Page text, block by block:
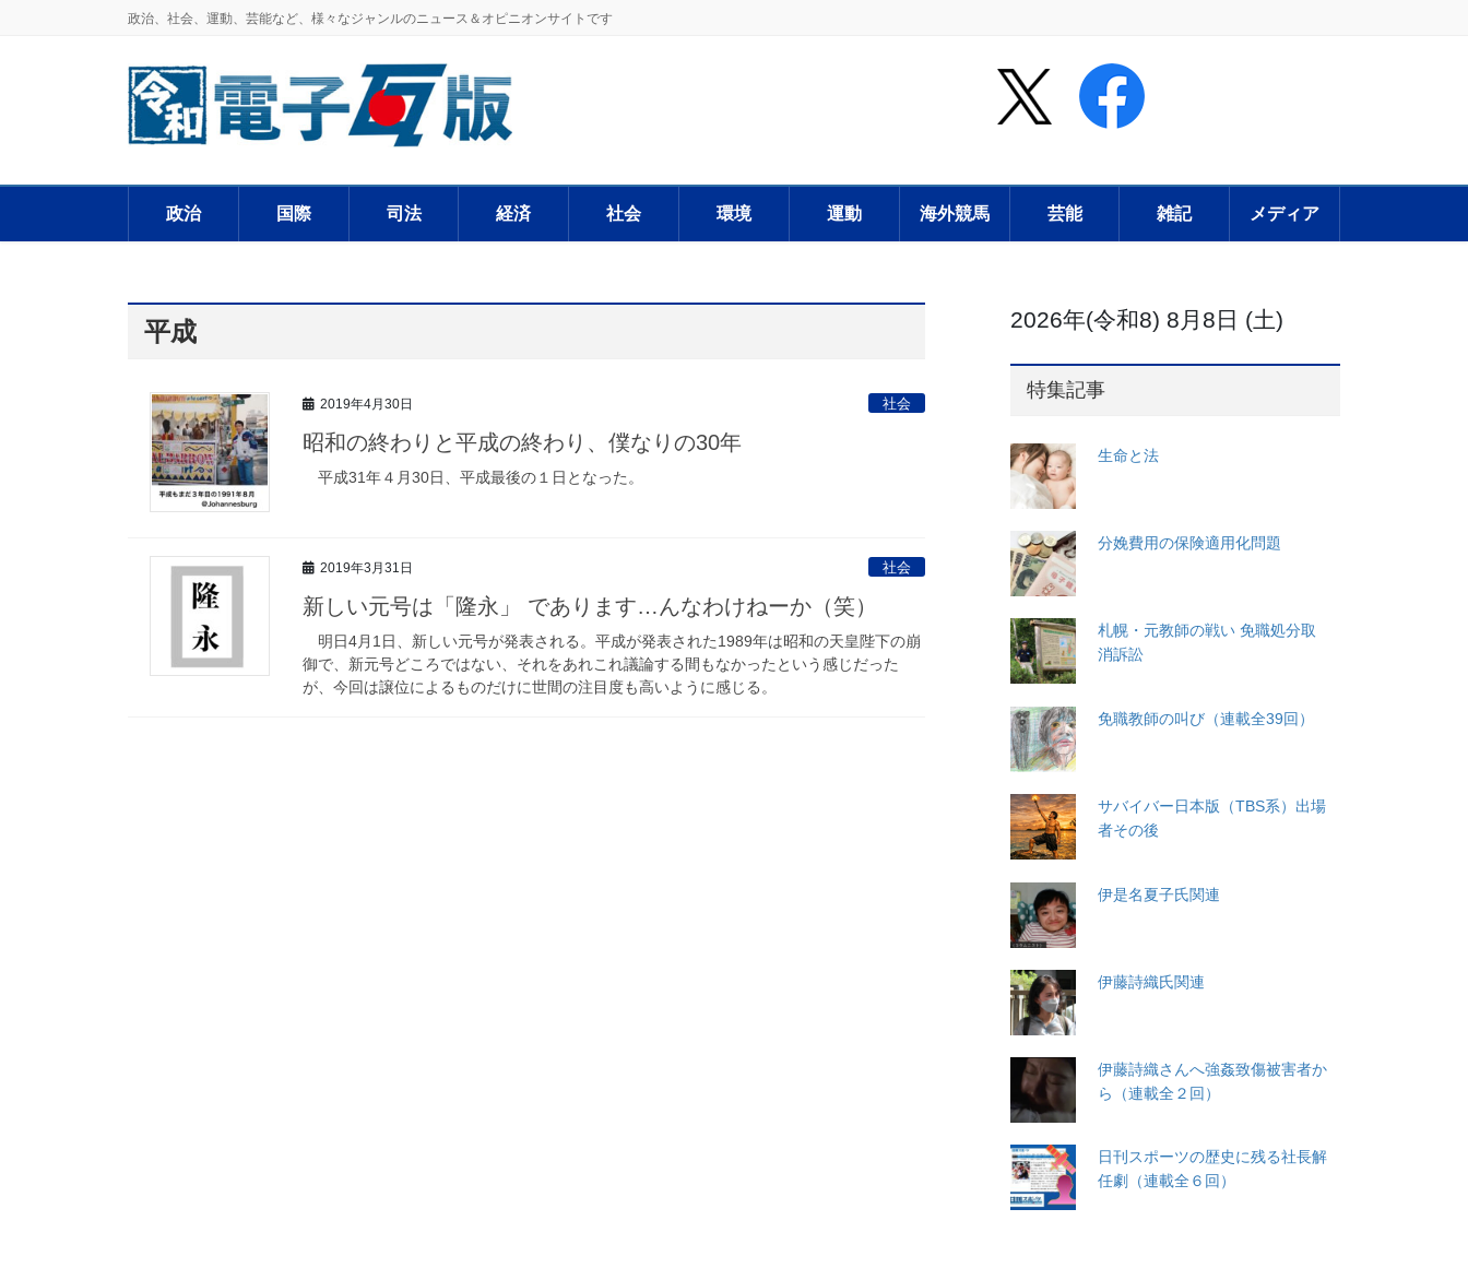
政治、社会、運動、芸能など、様々なジャンルのニュース＆オピニオンサイトです
政治 国際 司法 経済 社会 環境 運動 海外競馬 芸能 雑記 メディア
平成
2019年4月30日 社会
昭和の終わりと平成の終わり、僕なりの30年
平成31年４月30日、平成最後の１日となった。
2019年3月31日 社会
新しい元号は「隆永」 であります…んなわけねーか（笑）
明日4月1日、新しい元号が発表される。平成が発表された1989年は昭和の天皇陛下の崩
御で、新元号どころではない、それをあれこれ議論する間もなかったという感じだった
が、今回は譲位によるものだけに世間の注目度も高いように感じる。
2026年(令和8) 8月8日 (土)
特集記事
生命と法
分娩費用の保険適用化問題
札幌・元教師の戦い 免職処分取
消訴訟
免職教師の叫び（連載全39回）
サバイバー日本版（TBS系）出場
者その後
伊是名夏子氏関連
伊藤詩織氏関連
伊藤詩織さんへ強姦致傷被害者か
ら（連載全２回）
日刊スポーツの歴史に残る社長解
任劇（連載全６回）